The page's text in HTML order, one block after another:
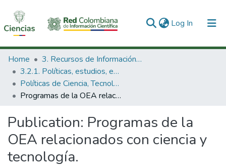
Log In (current)
Communities & Collections
All of DSpace
Statistics
Home
3. Recursos de Información Científica y Tecnológica
3.2.1. Políticas, estudios, evaluaciones e indicadores de CTeI
Políticas de Ciencia, Tecnología e Innovación
Programas de la OEA relacionados con ciencia y tecnología.
Publication: Programas de la
OEA relacionados con ciencia y
tecnología.